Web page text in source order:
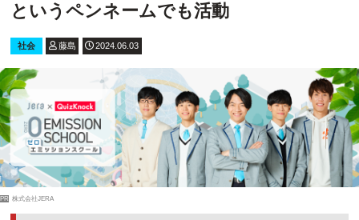
というペンネームでも活動
社会 藤島 2024.06.03
PR 株式会社JERA